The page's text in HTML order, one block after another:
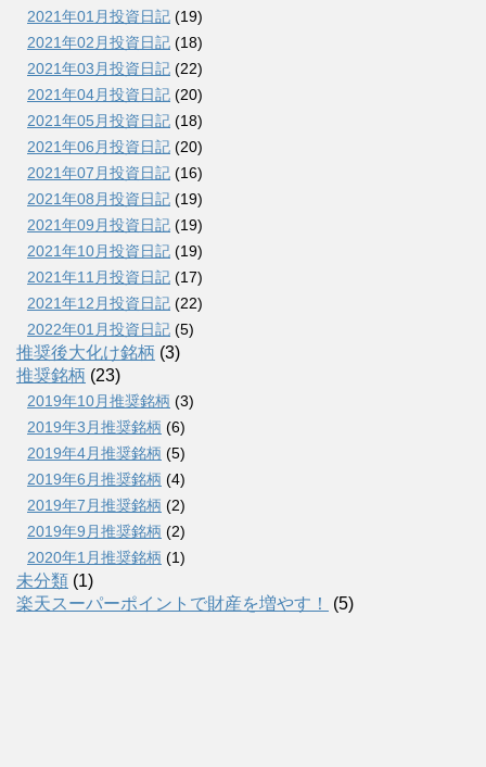
2021年01月投資日記 (19)
2021年02月投資日記 (18)
2021年03月投資日記 (22)
2021年04月投資日記 (20)
2021年05月投資日記 (18)
2021年06月投資日記 (20)
2021年07月投資日記 (16)
2021年08月投資日記 (19)
2021年09月投資日記 (19)
2021年10月投資日記 (19)
2021年11月投資日記 (17)
2021年12月投資日記 (22)
2022年01月投資日記 (5)
推奨後大化け銘柄 (3)
推奨銘柄 (23)
2019年10月推奨銘柄 (3)
2019年3月推奨銘柄 (6)
2019年4月推奨銘柄 (5)
2019年6月推奨銘柄 (4)
2019年7月推奨銘柄 (2)
2019年9月推奨銘柄 (2)
2020年1月推奨銘柄 (1)
未分類 (1)
楽天スーパーポイントで財産を増やす！
(5)